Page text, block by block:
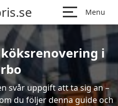
Menu
i
svår uppgift att ta sig an –
du följer denna guide och